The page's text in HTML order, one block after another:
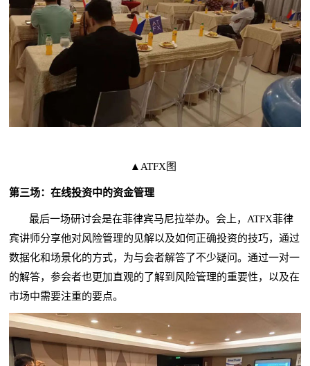
▲ATFX图
第三场：在线投资中的资金管理
最后一场研讨会是在菲律宾马尼拉举办。会上，ATFX菲律
宾讲师分享他对风险管理的见解以及如何正确投资的技巧，通过
数据化和场景化的方式，为与会者解答了不少疑问。通过一对一
的解答，参会者也更加直观的了解到风险管理的重要性，以及在
市场中需要注重的要点。